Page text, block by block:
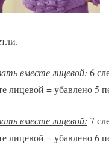
вместе лицевой: 6
лицевой = убавлено 5
вместе лицевой: 7
лицевой = убавлено 6